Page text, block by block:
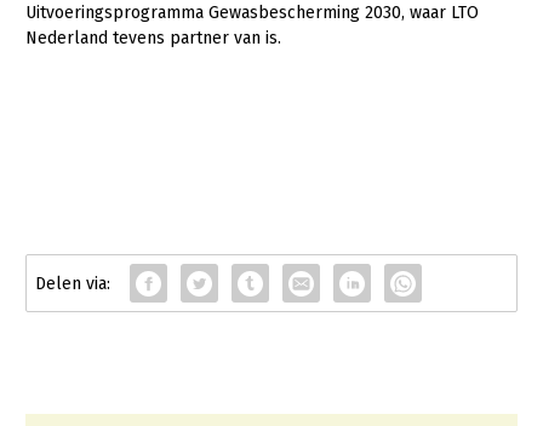
Uitvoeringsprogramma Gewasbescherming 2030, waar LTO
Nederland tevens partner van is.